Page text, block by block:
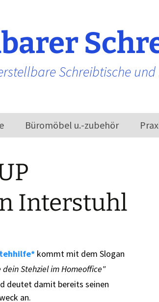
Schreibtische
Büromöbel u.-zubehör
Interstuhl
kommt mit dem Slogan
dein Stehziel im Homeoffice"
deutet damit bereits seinen
an.